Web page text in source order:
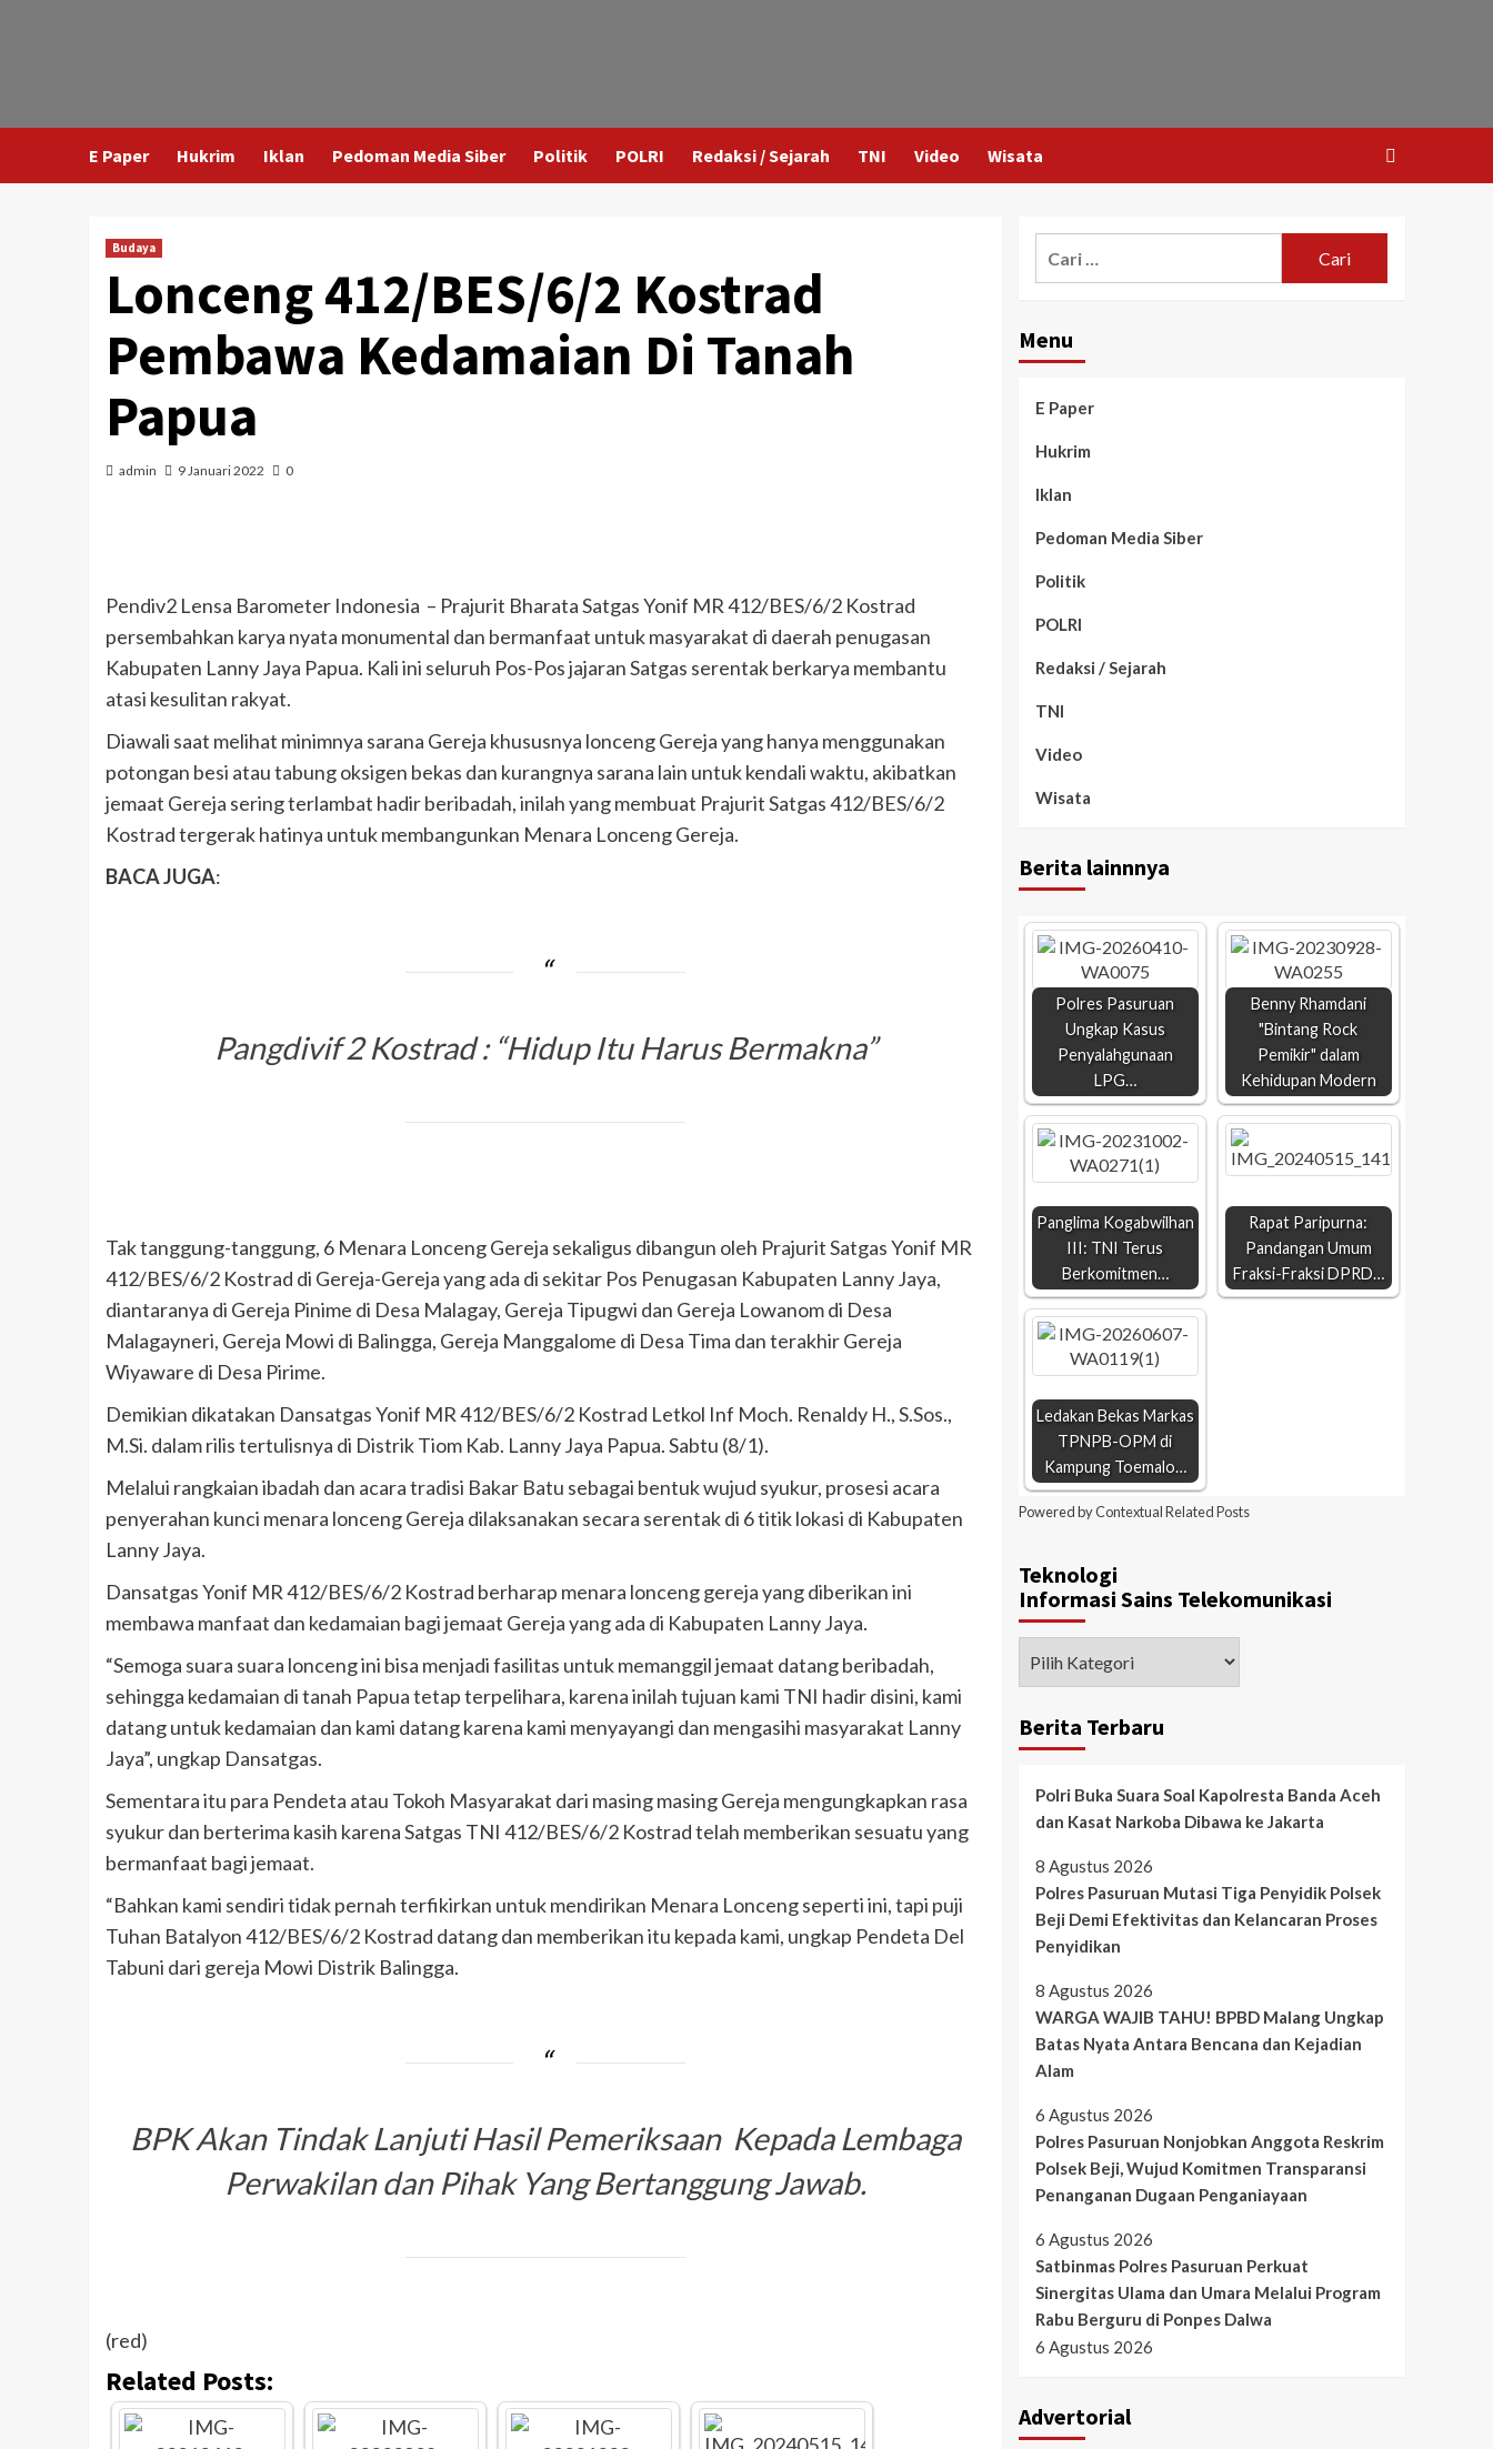
E Paper Hukrim Iklan Pedoman Media Siber Politik POLRI Redaksi / Sejarah TNI Video Wisata
Budaya
Lonceng 412/BES/6/2 Kostrad
Pembawa Kedamaian Di Tanah
Papua
admin 9 Januari 2022 0
Pendiv2 Lensa Barometer Indonesia – Prajurit Bharata Satgas Yonif MR 412/BES/6/2 Kostrad
persembahkan karya nyata monumental dan bermanfaat untuk masyarakat di daerah penugasan
Kabupaten Lanny Jaya Papua. Kali ini seluruh Pos-Pos jajaran Satgas serentak berkarya membantu
atasi kesulitan rakyat.
Diawali saat melihat minimnya sarana Gereja khususnya lonceng Gereja yang hanya menggunakan
potongan besi atau tabung oksigen bekas dan kurangnya sarana lain untuk kendali waktu, akibatkan
jemaat Gereja sering terlambat hadir beribadah, inilah yang membuat Prajurit Satgas 412/BES/6/2
Kostrad tergerak hatinya untuk membangunkan Menara Lonceng Gereja.
BACA JUGA:
Pangdivif 2 Kostrad : “Hidup Itu Harus Bermakna”
Tak tanggung-tanggung, 6 Menara Lonceng Gereja sekaligus dibangun oleh Prajurit Satgas Yonif MR
412/BES/6/2 Kostrad di Gereja-Gereja yang ada di sekitar Pos Penugasan Kabupaten Lanny Jaya,
diantaranya di Gereja Pinime di Desa Malagay, Gereja Tipugwi dan Gereja Lowanom di Desa
Malagayneri, Gereja Mowi di Balingga, Gereja Manggalome di Desa Tima dan terakhir Gereja
Wiyaware di Desa Pirime.
Demikian dikatakan Dansatgas Yonif MR 412/BES/6/2 Kostrad Letkol Inf Moch. Renaldy H., S.Sos.,
M.Si. dalam rilis tertulisnya di Distrik Tiom Kab. Lanny Jaya Papua. Sabtu (8/1).
Melalui rangkaian ibadah dan acara tradisi Bakar Batu sebagai bentuk wujud syukur, prosesi acara
penyerahan kunci menara lonceng Gereja dilaksanakan secara serentak di 6 titik lokasi di Kabupaten
Lanny Jaya.
Dansatgas Yonif MR 412/BES/6/2 Kostrad berharap menara lonceng gereja yang diberikan ini
membawa manfaat dan kedamaian bagi jemaat Gereja yang ada di Kabupaten Lanny Jaya.
“Semoga suara suara lonceng ini bisa menjadi fasilitas untuk memanggil jemaat datang beribadah,
sehingga kedamaian di tanah Papua tetap terpelihara, karena inilah tujuan kami TNI hadir disini, kami
datang untuk kedamaian dan kami datang karena kami menyayangi dan mengasihi masyarakat Lanny
Jaya”, ungkap Dansatgas.
Sementara itu para Pendeta atau Tokoh Masyarakat dari masing masing Gereja mengungkapkan rasa
syukur dan berterima kasih karena Satgas TNI 412/BES/6/2 Kostrad telah memberikan sesuatu yang
bermanfaat bagi jemaat.
“Bahkan kami sendiri tidak pernah terfikirkan untuk mendirikan Menara Lonceng seperti ini, tapi puji
Tuhan Batalyon 412/BES/6/2 Kostrad datang dan memberikan itu kepada kami, ungkap Pendeta Del
Tabuni dari gereja Mowi Distrik Balingga.
BPK Akan Tindak Lanjuti Hasil Pemeriksaan Kepada Lembaga
Perwakilan dan Pihak Yang Bertanggung Jawab.
(red)
Related Posts:
Menu
E Paper
Hukrim
Iklan
Pedoman Media Siber
Politik
POLRI
Redaksi / Sejarah
TNI
Video
Wisata
Berita lainnnya
Polres Pasuruan
Ungkap Kasus
Penyalahgunaan
LPG…
Benny Rhamdani
"Bintang Rock
Pemikir" dalam
Kehidupan Modern
Panglima Kogabwilhan
III: TNI Terus
Berkomitmen…
Rapat Paripurna:
Pandangan Umum
Fraksi-Fraksi DPRD…
Ledakan Bekas Markas
TPNPB-OPM di
Kampung Toemalo…
Powered byContextual Related Posts
Teknologi
Informasi Sains Telekomunikasi
Berita Terbaru
Polri Buka Suara Soal Kapolresta Banda Aceh
dan Kasat Narkoba Dibawa ke Jakarta
8 Agustus 2026
Polres Pasuruan Mutasi Tiga Penyidik Polsek
Beji Demi Efektivitas dan Kelancaran Proses
Penyidikan
8 Agustus 2026
WARGA WAJIB TAHU! BPBD Malang Ungkap
Batas Nyata Antara Bencana dan Kejadian
Alam
6 Agustus 2026
Polres Pasuruan Nonjobkan Anggota Reskrim
Polsek Beji, Wujud Komitmen Transparansi
Penanganan Dugaan Penganiayaan
6 Agustus 2026
Satbinmas Polres Pasuruan Perkuat
Sinergitas Ulama dan Umara Melalui Program
Rabu Berguru di Ponpes Dalwa
6 Agustus 2026
Advertorial